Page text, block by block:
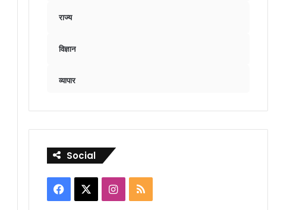
राज्य
विज्ञान
व्यापार
Social
Facebook Instagram
RSS